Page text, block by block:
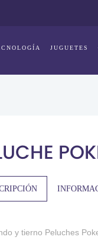
JUGUETES
y tierno Peluches